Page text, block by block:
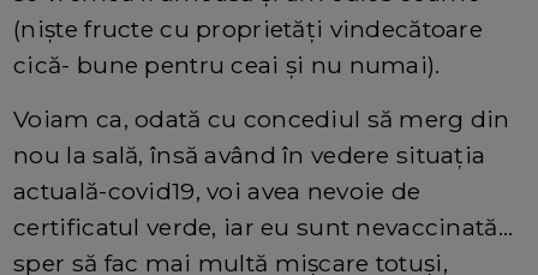
(niște fructe cu proprietăți vindecătoare
cică- bune pentru ceai și nu numai).
Voiam ca, odată cu concediul să merg din
nou la sală, însă având în vedere situația
actuală-covid19, voi avea nevoie de
certificatul verde, iar eu sunt nevaccinată...
sper să fac mai multă mișcare totuși,